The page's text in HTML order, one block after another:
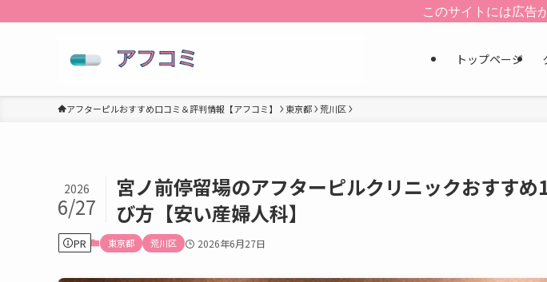
このサイトには広告
トップページ
アフターピルおすすめ口コミ＆評判情報【アフコミ】 東京都 荒川区
宮ノ前停留場のアフターピルクリニックおすす
び方【安い産婦人科】
2026
6/27
PR 東京都 荒川区 2026年6月27日